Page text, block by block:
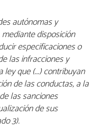
autónomas y
disposición
especificaciones o
las infracciones y
que (...) contribuyan
de las conductas, a la
las sanciones
de sus
3).